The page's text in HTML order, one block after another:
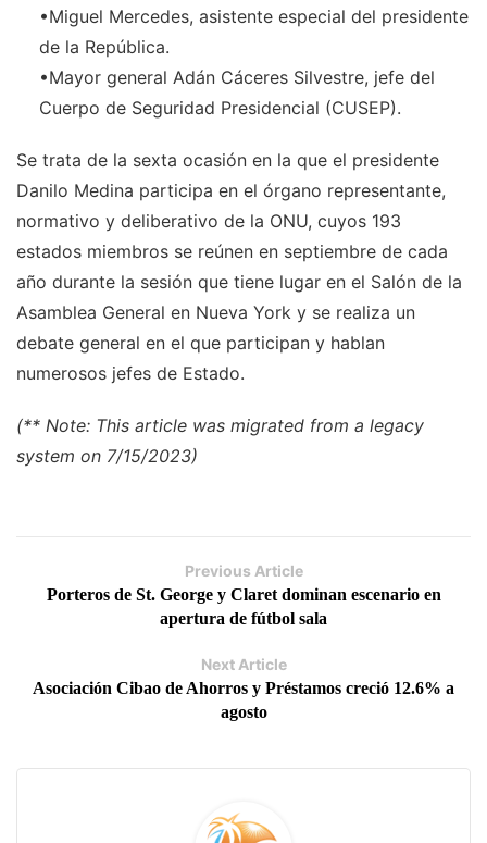
•Miguel Mercedes, asistente especial del presidente
de la República.
•Mayor general Adán Cáceres Silvestre, jefe del
Cuerpo de Seguridad Presidencial (CUSEP).
Se trata de la sexta ocasión en la que el presidente
Danilo Medina participa en el órgano representante,
normativo y deliberativo de la ONU, cuyos 193
estados miembros se reúnen en septiembre de cada
año durante la sesión que tiene lugar en el Salón de la
Asamblea General en Nueva York y se realiza un
debate general en el que participan y hablan
numerosos jefes de Estado.
(** Note: This article was migrated from a legacy
system on 7/15/2023)
Previous Article
Porteros de St. George y Claret dominan escenario en
apertura de fútbol sala
Next Article
Asociación Cibao de Ahorros y Préstamos creció 12.6% a
agosto